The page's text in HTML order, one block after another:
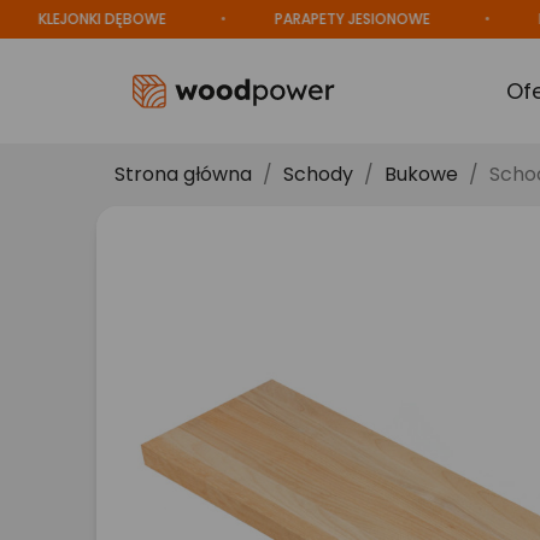
KLEJONKI DĘBOWE PARAPETY JESIONOWE
Strona główna Schody Bukowe